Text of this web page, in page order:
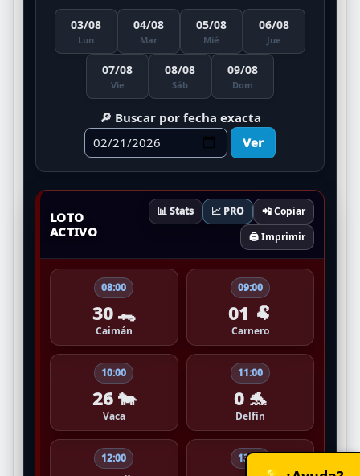
03/08
Lun
04/08
Mar
05/08
Mié
06/08
Jue
07/08
Vie
08/08
Sáb
09/08
Dom
🔎 Buscar por fecha exacta
Ver
LOTO
ACTIVO
📊 Stats 📈 PRO
📲 Copiar
🖨️ Imprimir
08:00
30 🐊
Caimán
09:00
01 🐏
Carnero
10:00
26 🐄
Vaca
11:00
0 🐬
Delfín
12:00 13:00